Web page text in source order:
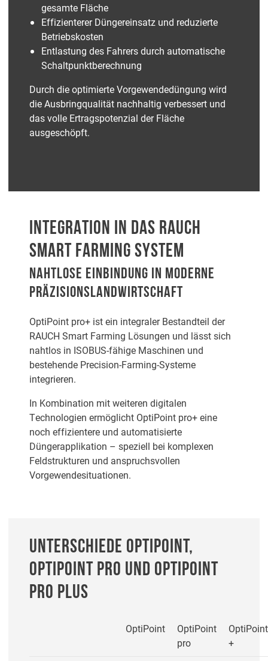
gesamte Fläche
Effizienterer Düngereinsatz und reduzierte
Betriebskosten
Entlastung des Fahrers durch automatische
Schaltpunktberechnung
Durch die optimierte Vorgewendedüngung wird
die Ausbringqualität nachhaltig verbessert und
das volle Ertragspotenzial der Fläche
ausgeschöpft.
INTEGRATION IN DAS RAUCH
SMART FARMING SYSTEM
NAHTLOSE EINBINDUNG IN MODERNE
PRÄZISIONSLANDWIRTSCHAFT
OptiPoint pro+ ist ein integraler Bestandteil der
RAUCH Smart Farming Lösungen und lässt sich
nahtlos in ISOBUS-fähige Maschinen und
bestehende Precision-Farming-Systeme
integrieren.
In Kombination mit weiteren digitalen
Technologien ermöglicht OptiPoint pro+ eine
noch effizientere und automatisierte
Düngerapplikation – speziell bei komplexen
Feldstrukturen und anspruchsvollen
Vorgewendesituationen.
UNTERSCHIEDE OPTIPOINT,
OPTIPOINT PRO UND OPTIPOINT
PRO PLUS
OptiPoint
OptiPoint
pro
OptiPoint
+